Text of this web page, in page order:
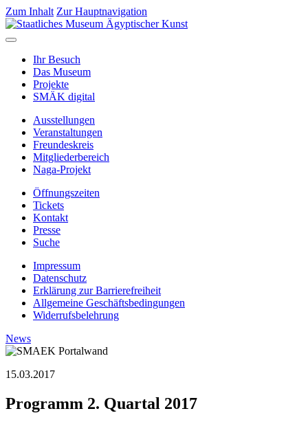
Zum Inhalt Zur Hauptnavigation
Ihr Besuch
Das Museum
Projekte
SMÄK digital
Ausstellungen
Veranstaltungen
Freundeskreis
Mitgliederbereich
Naga-Projekt
Öffnungszeiten
Tickets
Kontakt
Presse
Suche
Impressum
Datenschutz
Erklärung zur Barrierefreiheit
Allgemeine Geschäftsbedingungen
Widerrufsbelehrung
News
15.03.2017
Programm 2. Quartal 2017